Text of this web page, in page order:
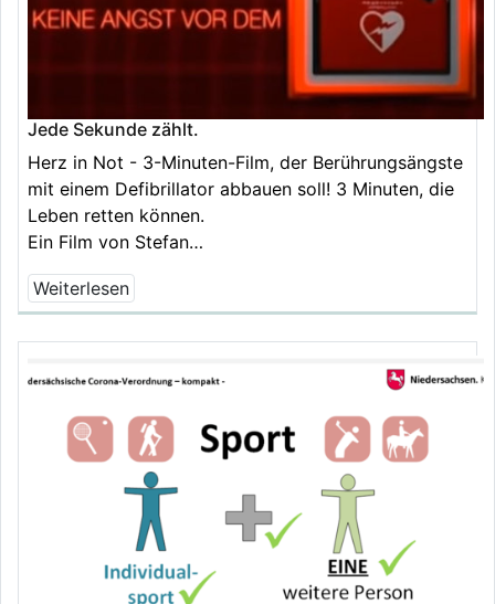
Jede Sekunde zählt.
Herz in Not - 3-Minuten-Film, der Berührungsängste
mit einem Defibrillator abbauen soll! 3 Minuten, die
Leben retten können.
Ein Film von Stefan…
Weiterlesen